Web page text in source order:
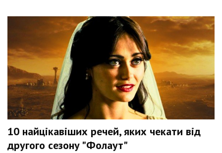
10 найцікавіших речей, яких чекати від
другого сезону "Фолаут"